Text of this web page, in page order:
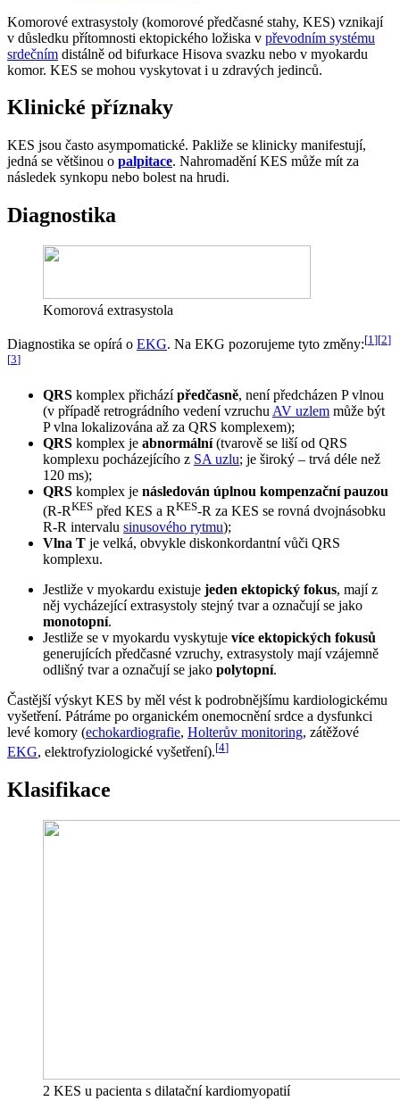
Komorové extrasystoly (komorové předčasné stahy, KES) vznikají
v důsledku přítomnosti ektopického ložiska v převodním systému
srdečním distálně od bifurkace Hisova svazku nebo v myokardu
komor. KES se mohou vyskytovat i u zdravých jedinců.
Klinické příznaky
KES jsou často asympomatické. Pakliže se klinicky manifestují,
jedná se většinou o palpitace. Nahromadění KES může mít za
následek synkopu nebo bolest na hrudi.
Diagnostika
Komorová extrasystola
Diagnostika se opírá o EKG. Na EKG pozorujeme tyto změny:[1][2]
[3]
QRS komplex přicházípředčasně, není předcházen P vlnou
(v případě retrográdního vedení vzruchu AV uzlem může být
P vlna lokalizována až za QRS komplexem);
QRS komplex je abnormální(tvarově se liší od QRS
komplexu pocházejícího z SA uzlu; je široký – trvá déle než
120 ms);
QRS komplex je následován úplnou kompenzační pauzou
(R-RKES před KES a RKES-R za KES se rovná dvojnásobku
R-R intervalu sinusového rytmu);
Vlna T je velká, obvykle diskonkordantní vůči QRS
komplexu.
Jestliže v myokardu existuje jeden ektopický fokus, mají z
něj vycházející extrasystoly stejný tvar a označují se jako
monotopní.
Jestliže se v myokardu vyskytuje více ektopických fokusů
generujících předčasné vzruchy, extrasystoly mají vzájemně
odlišný tvar a označují se jako polytopní.
Častější výskyt KES by měl vést k podrobnějšímu kardiologickému
vyšetření. Pátráme po organickém onemocnění srdce a dysfunkci
levé komory (echokardiografie, Holterův monitoring, zátěžové
EKG, elektrofyziologické vyšetření).[4]
Klasifikace
2 KES u pacienta s dilatační kardiomyopatií